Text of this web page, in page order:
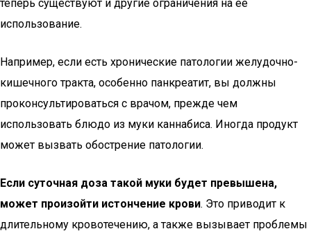
теперь существуют и другие ограничения на ее
использование.
Например, если есть хронические патологии желудочно-
кишечного тракта, особенно панкреатит, вы должны
проконсультироваться с врачом, прежде чем
использовать блюдо из муки каннабиса. Иногда продукт
может вызвать обострение патологии.
Если суточная доза такой муки будет превышена,
может произойти истончение крови. Это приводит к
длительному кровотечению, а также вызывает проблемы